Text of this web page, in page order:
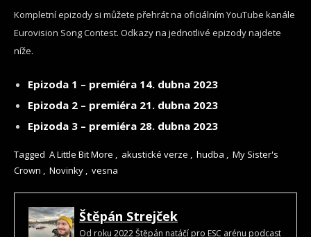
Kompletní epizody si můžete přehrát na oficiálním YouTube kanále
Eurovision Song Contest. Odkazy na jednotlivé epizody najdete
níže.
Epizoda 1 – premiéra 14. dubna 2023
Epizoda 2 – premiéra 21. dubna 2023
Epizoda 3 – premiéra 28. dubna 2023
Tagged A Little Bit More , akustické verze , hudba , My Sister's
Crown , Novinky , vesna
Štěpán Strejček
Od roku 2022 Štěpán natáčí pro ESC arénu podcast